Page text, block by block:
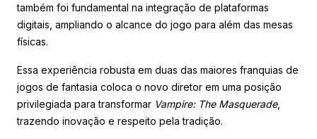
também foi fundamental na integração de plataformas
digitais, ampliando o alcance do jogo para além das mesas
físicas.
Essa experiência robusta em duas das maiores franquias de
jogos de fantasia coloca o novo diretor em uma posição
privilegiada para transformar Vampire: The Masquerade,
trazendo inovação e respeito pela tradição.